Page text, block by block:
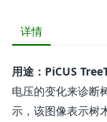
详情
用途：PiCUS
电压的变化来诊断
示，该图像表示树